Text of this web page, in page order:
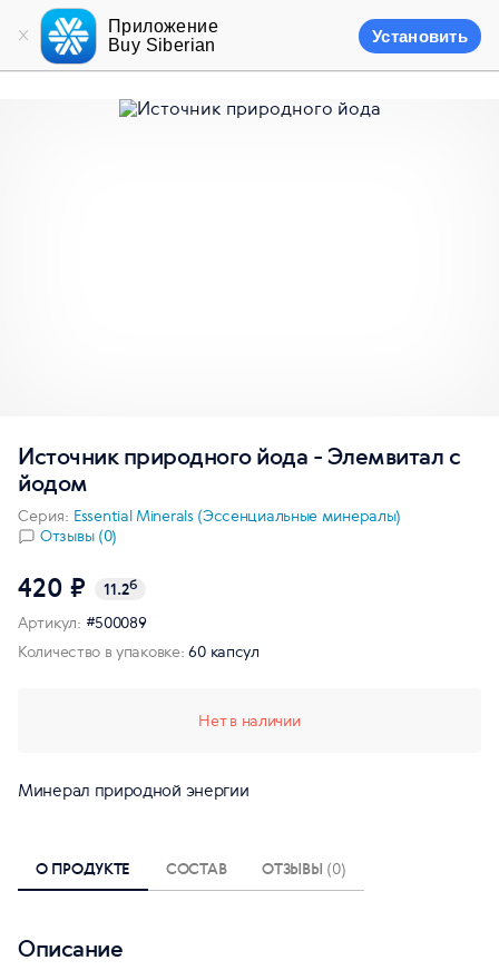
Приложение
Buy Siberian
Установить
Источник природного йода - Элемвитал с
йодом
Серия: Essential Minerals (Эссенциальные минералы)
Отзывы (0)
Минерал природной энергии
420 ₽ 11.2б
Нет в наличии
Артикул: #500089
Количество в упаковке: 60 капсул
О ПРОДУКТЕ СОСТАВ ОТЗЫВЫ (0)
Описание